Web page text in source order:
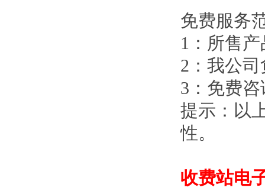
免费服务
1 ：所售
2 ：我公
3 ：免费
提示：以
性。
收费站电